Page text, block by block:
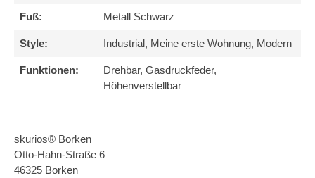
Fuß: Metall Schwarz
Style: Industrial, Meine erste Wohnung, Modern
Funktionen:
Drehbar, Gasdruckfeder,
Höhenverstellbar
skurios® Borken
Otto-Hahn-Straße 6
46325 Borken